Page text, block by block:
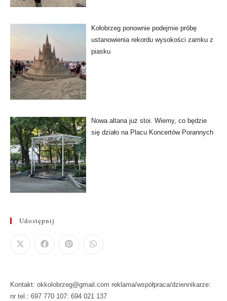
Kołobrzeg ponownie podejmie próbę
ustanowienia rekordu wysokości zamku z
piasku
Nowa altana już stoi. Wiemy, co będzie
się działo na Placu Koncertów Porannych
Udostępnij
Kontakt: okkolobrzeg@gmail.com reklama/współpraca/dziennikarze:
nr tel.: 697 770 107: 694 021 137